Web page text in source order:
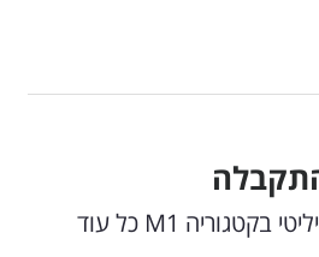
הממונה על התחרות: אין מקום לחדש את רישיון התוצרים DFSK, SERES וקי ג'י מוביליטי בקטגוריה M1 כל עוד